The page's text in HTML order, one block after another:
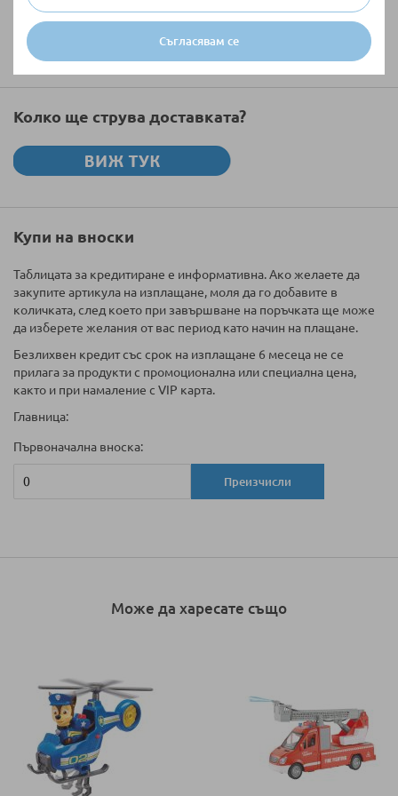
Съгласявам се
Изпратете
Колко ще струва доставката?
Купи на вноски
Таблицата за кредитиране е информативна. Ако желаете да
закупите артикула на изплащане, моля да го добавите в
количката, след което при завършване на поръчката ще може
да изберете желания от вас период като начин на плащане.
Безлихвен кредит със срок на изплащане 6 месеца не се
прилага за продукти с промоционална или специална цена,
както и при намаление с VIP карта.
Главница:
Първоначална вноска:
Преизчисли
Може да харесате също